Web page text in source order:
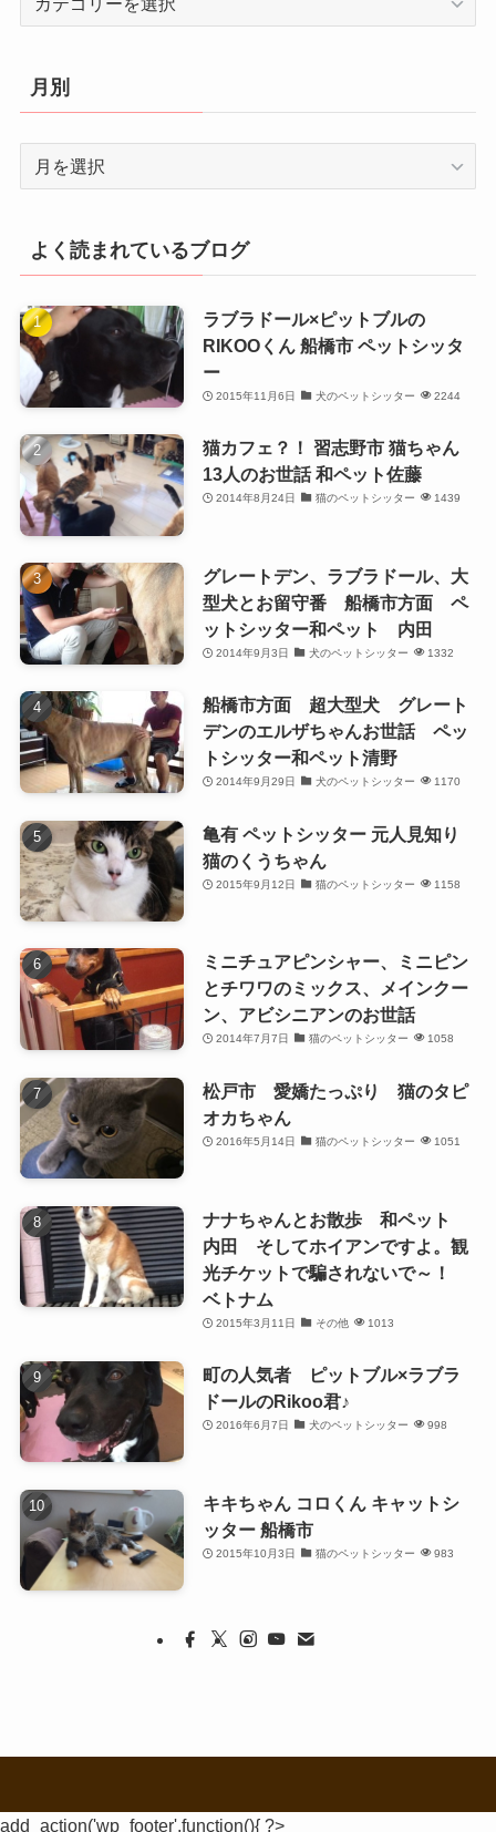
リ
ー
月別
よく読まれているブログ
ラブラドール×ピットブルの
RIKOOくん 船橋市 ペットシッタ
ー
2015年11月6日 犬のペットシッター 2244
猫カフェ？！ 習志野市 猫ちゃん
13人のお世話 和ペット佐藤
2014年8月24日 猫のペットシッター 1439
グレートデン、ラブラドール、大
型犬とお留守番 船橋市方面 ペ
ットシッター和ペット 内田
2014年9月3日 犬のペットシッター 1332
船橋市方面 超大型犬 グレート
デンのエルザちゃんお世話 ペッ
トシッター和ペット清野
2014年9月29日 犬のペットシッター 1170
亀有 ペットシッター 元人見知り
猫のくうちゃん
2015年9月12日 猫のペットシッター 1158
ミニチュアピンシャー、ミニピン
とチワワのミックス、メインクー
ン、アビシニアンのお世話
2014年7月7日 猫のペットシッター 1058
松戸市 愛嬌たっぷり 猫のタピ
オカちゃん
2016年5月14日 猫のペットシッター 1051
ナナちゃんとお散歩 和ペット
内田 そしてホイアンですよ。観
光チケットで騙されないで～！
ベトナム
2015年3月11日 その他 1013
町の人気者 ピットブル×ラブラ
ドールのRikoo君♪
2016年6月7日 犬のペットシッター 998
キキちゃん コロくん キャットシ
ッター 船橋市
2015年10月3日 猫のペットシッター 983
add_action('wp_footer',function(){ ?>